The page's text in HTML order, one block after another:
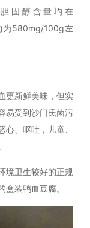
固醇含量均在
为580mg/100g左
更新鲜美味，但实
易受到沙门氏菌污
、呕吐，儿童、
境卫生较好的正规
装鸭血豆腐。